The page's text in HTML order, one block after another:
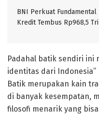
BNI Perkuat Fundamental
Kredit Tembus Rp968,5
Padahal batik sendiri ini
identitas dari Indonesia”
Batik merupakan kain
di banyak kesempatan,
filosofi menarik yang